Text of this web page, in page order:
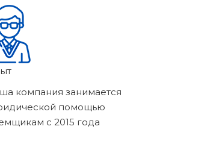
компания занимается
помощью
с 2015 года